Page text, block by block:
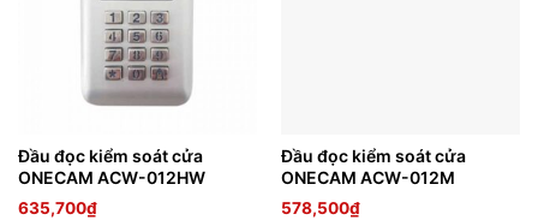
Đầu đọc kiểm soát cửa
ONECAM ACW-012HW
635,700₫
Đầu đọc kiểm soát cửa
ONECAM ACW-012M
578,500₫